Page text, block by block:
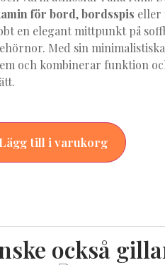
för bord,bordsspis eller
en elegant mittpunkt på
Med sin
och kombinerar funktion
Lägg till i varukorg
också